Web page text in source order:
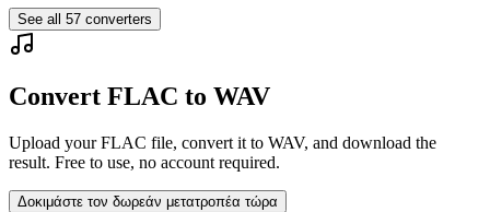
See all 57 converters
Convert FLAC to WAV
Upload your FLAC file, convert it to WAV, and download the
result. Free to use, no account required.
Δοκιμάστε τον δωρεάν μετατροπέα τώρα